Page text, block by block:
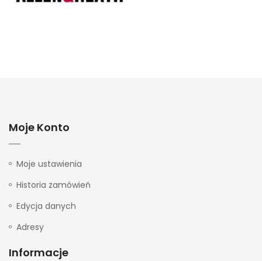
Moje Konto
Moje ustawienia
Historia zamówień
Edycja danych
Adresy
Informacje